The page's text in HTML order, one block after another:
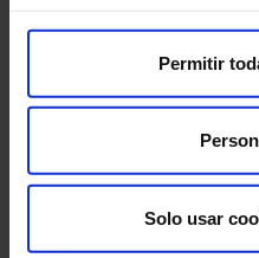
Permitir
Solo usar
HM CINAC​
Enlaces de interés
Aseguradoras y mutuas​